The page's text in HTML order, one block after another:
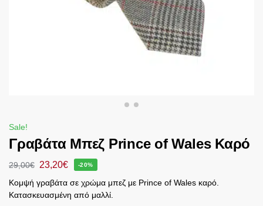
Sale!
Γραβάτα Μπεζ Prince of Wales Καρό
29,00€ 23,20€ -20%
Κομψή γραβάτα σε χρώμα μπεζ με Prince of Wales καρό.
Κατασκευασμένη από μαλλί.